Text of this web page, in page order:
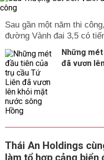
Sau gần một năm thi
đường Vành đai 3,5 có
Những
đã vươn
Thái An Holdings
làm tổ hợp cảng